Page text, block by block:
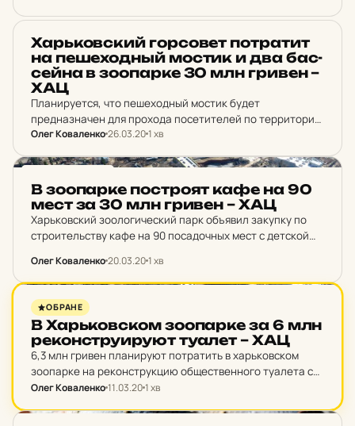
НОВИНИ ХАРКОВА
Харь­ков­ский гор­со­вет пот­ра­тит
на пе­ше­ходный мостик и два бас­
сей­на в зо­о­пар­ке 30 млн гривен –
ХАЦ
Планируется, что пешеходный мостик будет
предназначен для прохода посетителей по территории
вольеров и обеспечит улучшенный обзор экспозиции.
Олег Коваленко26.03.201 хв
В зо­о­пар­ке пос­тро­ят кафе на 90
мест за 30 млн гривен – ХАЦ
Харьковский зоологический парк объявил закупку по
строительству кафе на 90 посадочных мест с детской
Олег Коваленко20.03.201 хв
НОВИНИ ХАРКОВА
ОБРАНЕ
В Харь­ков­ском зо­о­пар­ке за 6 млн
ре­кон­стру­и­ру­ют туалет – ХАЦ
6,3 млн гривен планируют потратить в харьковском
зоопарке на реконструкцию общественного туалета с
благоустройством прилегающей территории в зоне
Олег Коваленко11.03.201 хв